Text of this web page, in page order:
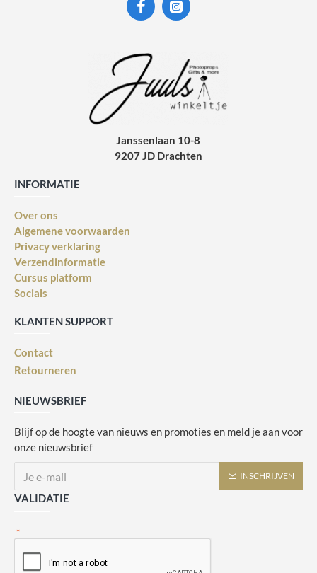
Janssenlaan 10-8
9207 JD Drachten
INFORMATIE
Over ons
Algemene voorwaarden
Privacy verklaring
Verzendinformatie
Cursus platform
Socials
KLANTEN SUPPORT
Contact
Retourneren
NIEUWSBRIEF
Blijf op de hoogte van nieuws en promoties en meld je aan voor
onze nieuwsbrief
INSCHRIJVEN
VALIDATIE